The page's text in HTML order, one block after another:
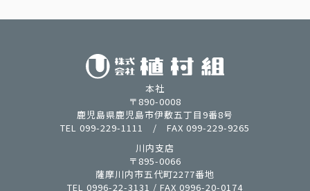
本社
〒890-0008
鹿児島県鹿児島市伊敷五丁目9番8号
TEL 099-229-1111 / FAX 099-229-9265
川内支店
〒895-0066
薩摩川内市五代町2277番地
TEL 0996-22-3131 / FAX 0996-20-0174